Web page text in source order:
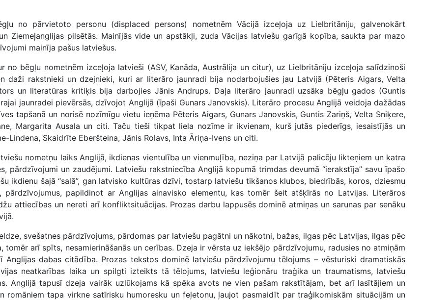
no pārvietoto personu (displaced persons) nometnēm Vācijā izceļoja uz Lielbritāniju, galvenokārt
Ziemeļanglijas pilsētās. Mainījās vide un apstākļi, zuda Vācijas latviešu garīgā kopība, saukta par mazo
mainīja pašus latviešus.
no bēgļu nometnēm izceļoja latvieši (ASV, Kanāda, Austrālija un citur), uz Lielbritāniju izceļoja salīdzinoši
daži rakstnieki un dzejnieki, kuri ar literāro jaunradi bija nodarbojušies jau Latvijā (Pēteris Aigars, Velta
un literatūras kritiķis bija darbojies Jānis Andrups. Daļa literāro jaunradi uzsāka bēgļu gados (Guntis
jaunradei pievērsās, dzīvojot Anglijā (īpaši Gunars Janovskis). Literāro procesu Anglijā veidoja dažādas
tapšanā un norisē nozīmīgu vietu ieņēma Pēteris Aigars, Gunars Janovskis, Guntis Zariņš, Velta Sniķere,
Margarita Ausala un citi. Taču tieši tikpat liela nozīme ir ikvienam, kurš jutās piederīgs, iesaistījās un
Lindena, Skaidrīte Eberšteina, Jānis Rolavs, Inta Āriņa-Ivens un citi.
nometņu laiks Anglijā, ikdienas vientulība un vienmuļība, neziņa par Latvijā palicēju likteņiem un katra
pārdzīvojumi un zaudējumi. Latviešu rakstniecība Anglijā kopumā trimdas devumā “ierakstīja” savu īpašo
ikdienu šajā “salā”, gan latvisko kultūras dzīvi, tostarp latviešu tikšanos klubos, biedrībās, koros, dziesmu
pārdzīvojumus, papildinot ar Anglijas ainavisko elementu, kas tomēr šeit atšķīrās no Latvijas. Literāros
attiecības un nereti arī konfliktsituācijas. Prozas darbu lappusēs dominē atmiņas un sarunas par senāku
svešatnes pārdzīvojums, pārdomas par latviešu pagātni un nākotni, bažas, ilgas pēc Latvijas, ilgas pēc
tomēr arī spīts, nesamierināšanās un cerības. Dzeja ir vērsta uz iekšējo pārdzīvojumu, radusies no atmiņām
Anglijas dabas citādība. Prozas tekstos dominē latviešu pārdzīvojumu tēlojums – vēsturiski dramatiskās
neatkarības laika un spilgti izteikts tā tēlojums, latviešu leģionāru traģika un traumatisms, latviešu
Anglijā tapusī dzeja vairāk uzlūkojams kā spēka avots ne vien pašam rakstītājam, bet arī lasītājiem un
romāniem tapa virkne satīrisku humoresku un feļetonu, ļaujot pasmaidīt par traģikomiskām situācijām un